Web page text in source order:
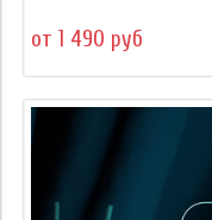
от 1 490 руб